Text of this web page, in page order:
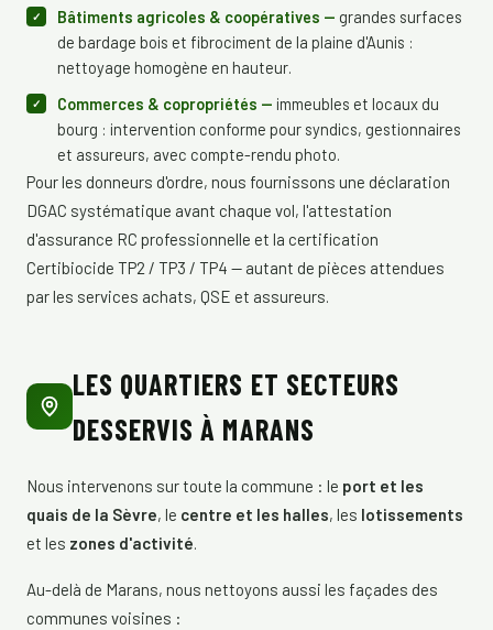
Bâtiments agricoles & coopératives — grandes surfaces
de bardage bois et fibrociment de la plaine d'Aunis :
nettoyage homogène en hauteur.
Commerces & copropriétés — immeubles et locaux du
bourg : intervention conforme pour syndics, gestionnaires
et assureurs, avec compte-rendu photo.
Pour les donneurs d'ordre, nous fournissons une déclaration
DGAC systématique avant chaque vol, l'attestation
d'assurance RC professionnelle et la certification
Certibiocide TP2 / TP3 / TP4 — autant de pièces attendues
par les services achats, QSE et assureurs.
LES QUARTIERS ET SECTEURS
DESSERVIS À MARANS
Nous intervenons sur toute la commune : le port et les
quais de la Sèvre, le centre et les halles, les lotissements
et les zones d'activité.
Au-delà de Marans, nous nettoyons aussi les façades des
communes voisines :